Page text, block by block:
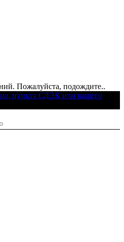
Пожалуйста, подождите..
пункта СДЭК или вашего